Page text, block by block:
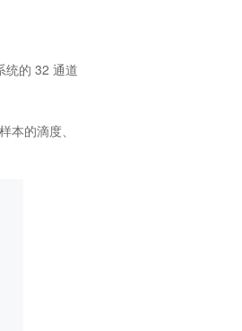
统的 32 通道
的滴度、